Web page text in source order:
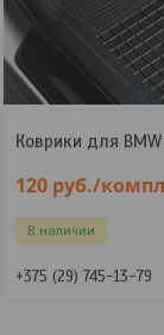
Коврики для
120 руб./
В наличии
+375 (29) 745-13-79